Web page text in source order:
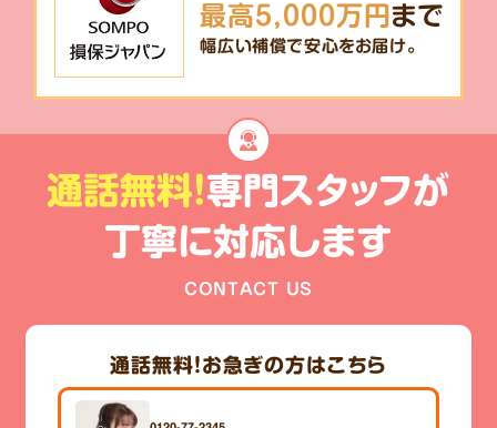
最高5,000万円まで
幅広い補償で安心をお届け。
通話無料!専門スタッフが
丁寧に対応します
CONTACT US
通話無料！お急ぎの方はこちら